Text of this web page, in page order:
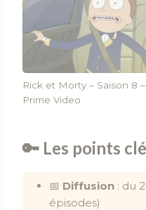
Rick et Morty – Saison 8
Prime Video
🔑 Les points
📅 Diffusion : du
épisodes)